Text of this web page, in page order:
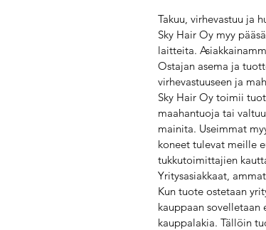
Takuu, virhevastuu ja
Sky Hair Oy myy
laitteita.
Ostajan asema ja
virhevastuuseen ja
Sky Hair Oy toimii
maahantuoja tai
mainita. Useimmat
koneet tulevat meille
tukkutoimittajien
Yritysasiakkaat,
Kun tuote ostetaan
kauppaan sovelletaan
kauppalakia. Tällöin